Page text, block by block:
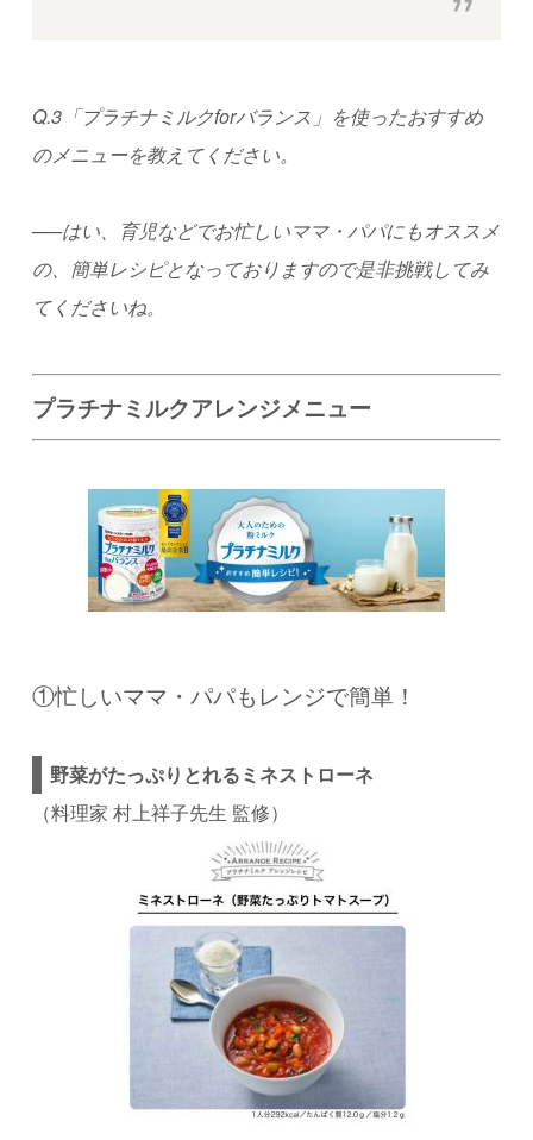
Q.3「プラチナミルクforバランス」を使ったおすすめ
のメニューを教えてください。
—–はい、
育児などでお忙しいママ・パパにもオススメ
の、簡単レシピとなっておりますので是非挑戦してみ
てくださいね。
プラチナミルクアレンジメニュー
①忙しいママ・パパもレンジで簡単！
野菜がたっぷりとれるミネストローネ
（料理家 村上祥子先生 監修）